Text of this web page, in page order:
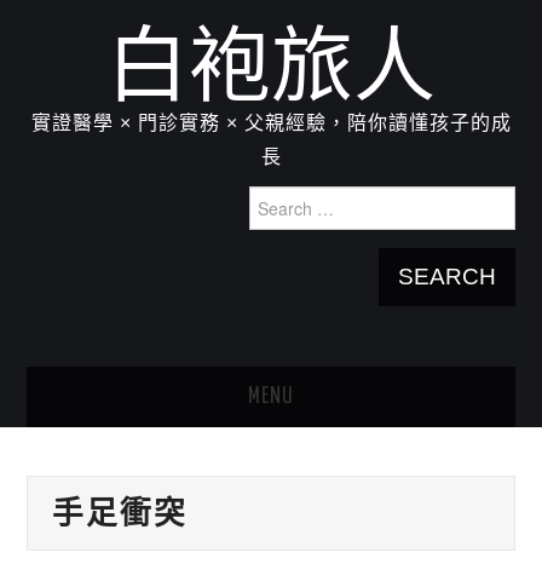
白袍旅人
實證醫學 × 門診實務 × 父親經驗，陪你讀懂孩子的成
長
for:
MENU
關於我：楊為傑醫師
手足衝突